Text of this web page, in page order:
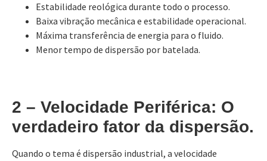
Estabilidade reológica durante todo o processo.
Baixa vibração mecânica e estabilidade operacional.
Máxima transferência de energia para o fluido.
Menor tempo de dispersão por batelada.
2 – Velocidade Periférica: O
verdadeiro fator da dispersão.
Quando o tema é dispersão industrial, a velocidade